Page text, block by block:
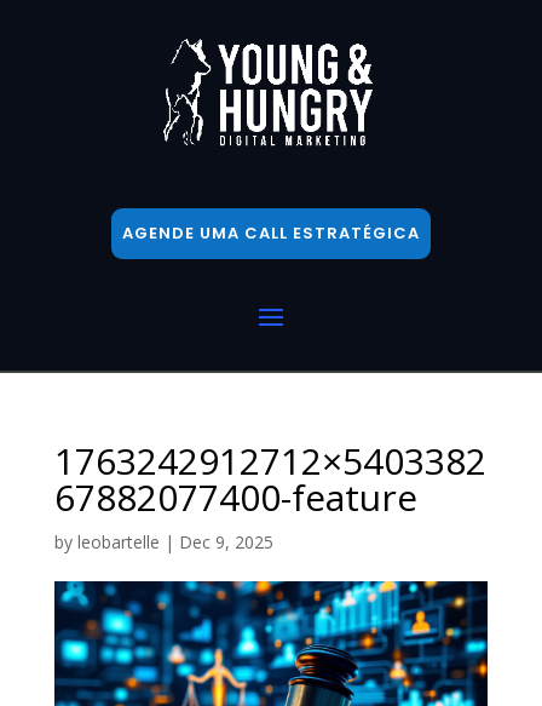
AGENDE UMA CALL ESTRATÉGICA
1763242912712×5403382
67882077400-feature
by leobartelle | Dec 9, 2025